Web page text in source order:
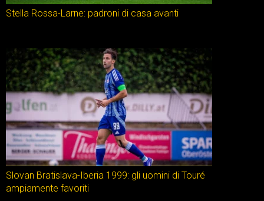
Stella Rossa-Larne: padroni di casa avanti
Slovan Bratislava-Iberia 1999: gli uomini di Touré
ampiamente favoriti